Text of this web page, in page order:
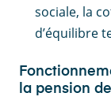
sociale, la
d’équilibre
la pension